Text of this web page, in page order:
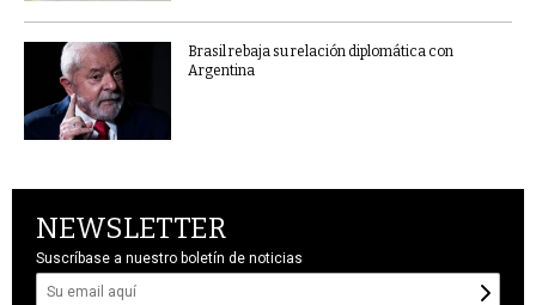
Brasil rebaja su relación diplomática con
Argentina
NEWSLETTER
Suscríbase a nuestro boletín de noticias